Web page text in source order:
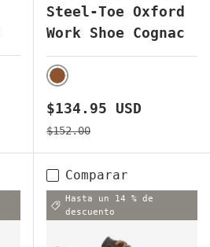
Steel-Toe Oxford
Work Shoe Cognac
BROWN
Precio de venta
$134.95 USD
Precio normal
$152.00
Comparar
Hasta un 14 % de
descuento